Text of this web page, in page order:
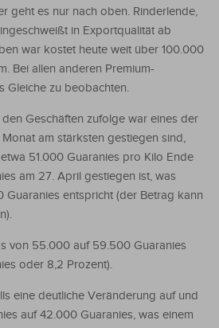
geht es nur nach oben. Rinderlende,
in Exportqualität ab
war kostet heute weit über 100.000
Bei allen anderen Premium-
Gleiche zu beobachten.
Geschäften zufolge war eines der
am stärksten gestiegen sind,
51.000 Guaranies pro Kilo Ende
am 27. April gestiegen ist, was
Guaranies entspricht (der Betrag kann
von 55.000 auf 59.500 Guaranies
oder 8,2 Prozent).
eine deutliche Veränderung auf und
auf 42.000 Guaranies, was einem